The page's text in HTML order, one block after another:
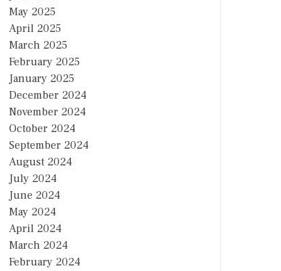
May 2025
April 2025
March 2025
February 2025
January 2025
December 2024
November 2024
October 2024
September 2024
August 2024
July 2024
June 2024
May 2024
April 2024
March 2024
February 2024